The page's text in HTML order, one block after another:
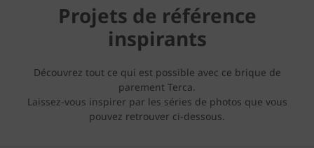
Projets de référence
inspirants
Découvrez tout ce qui est possible avec ce brique de
parement Terca.
Laissez-vous inspirer par les séries de photos que vous
pouvez retrouver ci-dessous.